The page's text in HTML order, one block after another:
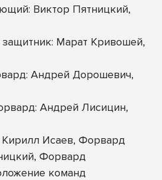
Виктор Пятницкий,
Марат Кривошей,
Андрей Дорошевич,
Андрей Лисицин,
Исаев, Форвард
Форвард
команд